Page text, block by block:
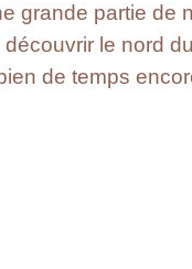
grande partie de
le nord
de temps